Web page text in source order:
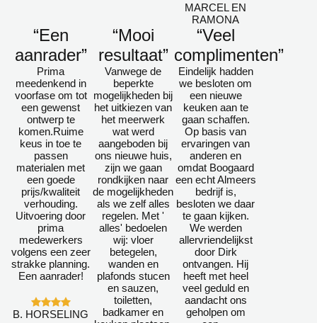
MARCEL EN
RAMONA
“Een
aanrader”
Prima
meedenkend in
voorfase om tot
een gewenst
ontwerp te
komen.Ruime
keus in toe te
passen
materialen met
een goede
prijs/kwaliteit
verhouding.
Uitvoering door
prima
medewerkers
volgens een zeer
strakke planning.
Een aanrader!
B. HORSELING
“Mooi
resultaat”
Vanwege de
beperkte
mogelijkheden bij
het uitkiezen van
het meerwerk
wat werd
aangeboden bij
ons nieuwe huis,
zijn we gaan
rondkijken naar
de mogelijkheden
als we zelf alles
regelen. Met '
alles' bedoelen
wij: vloer
betegelen,
wanden en
plafonds stucen
en sauzen,
toiletten,
badkamer en
“Veel
complimenten”
Eindelijk hadden
we besloten om
een nieuwe
keuken aan te
gaan schaffen.
Op basis van
ervaringen van
anderen en
omdat Boogaard
een echt Almeers
bedrijf is,
besloten we daar
te gaan kijken.
We werden
allervriendelijkst
door Dirk
ontvangen. Hij
heeft met heel
veel geduld en
aandacht ons
geholpen om